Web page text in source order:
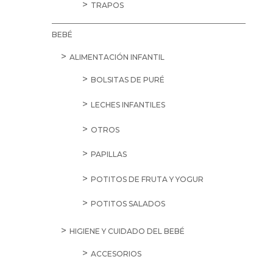
TRAPOS
BEBÉ
ALIMENTACIÓN INFANTIL
BOLSITAS DE PURÉ
LECHES INFANTILES
OTROS
PAPILLAS
POTITOS DE FRUTA Y YOGUR
POTITOS SALADOS
HIGIENE Y CUIDADO DEL BEBÉ
ACCESORIOS